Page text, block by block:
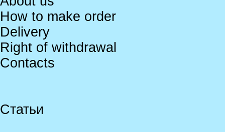
How to make order
Delivery
Right of withdrawal
Contacts
Статьи